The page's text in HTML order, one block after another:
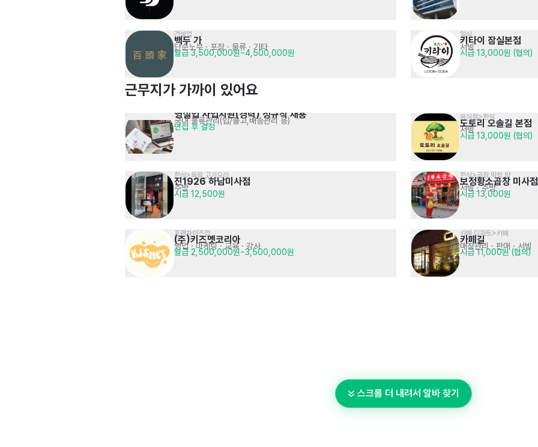
백두 가
단순노무 · 포장 · 물류 · 기타
월급 3,500,000원~4,500,000원
일식
키타이 잠실본점
서빙
시급 13,000원 (협의)
근무지가 가까이 있어요
영실업 사업지원(경력) 정규직 채용
국내 물류관리(입/출고,배송관리 등)
면접 후 결정
한식>육류,고기요리
진1926 하남미사점
주방
시급 12,500원
프랜차이즈업
(주)키즈멧코리아
영업 · 마케팅· 교육 · 강사
월급 2,500,000원~3,500,000원
음식점>한식
도토리 오솔길 본점
서빙
시급 13,000원 (협의)
한식>곱창,막창,양
보정황소곱창 미사점
서빙· 주방
시급 13,000원
카페,디저트>카페
카페길
매장관리 · 판매 · 서빙
시급 11,000원 (협의)
스크롤 더 내려서 알바 찾기